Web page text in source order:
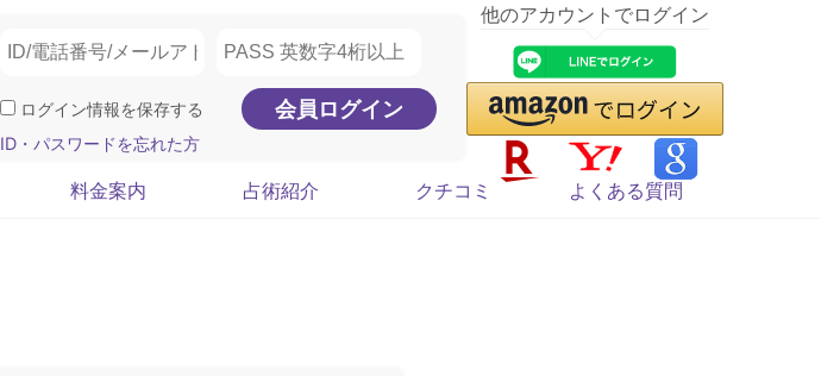
ログイン情報を保存する
ID・パスワードを忘れた方
他のアカウントでログイン
料金案内 占術紹介 クチコミ よくある質問